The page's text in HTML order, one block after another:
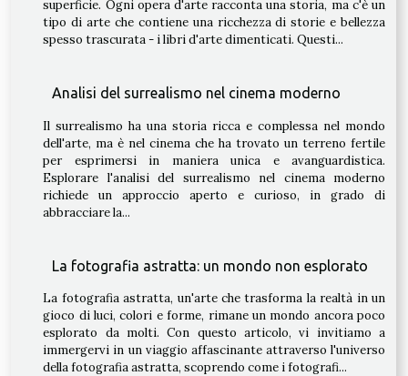
superficie. Ogni opera d'arte racconta una storia, ma c'è un
tipo di arte che contiene una ricchezza di storie e bellezza
spesso trascurata - i libri d'arte dimenticati. Questi...
Analisi del surrealismo nel cinema moderno
Il surrealismo ha una storia ricca e complessa nel mondo
dell'arte, ma è nel cinema che ha trovato un terreno fertile
per esprimersi in maniera unica e avanguardistica.
Esplorare l'analisi del surrealismo nel cinema moderno
richiede un approccio aperto e curioso, in grado di
abbracciare la...
La fotografia astratta: un mondo non esplorato
La fotografia astratta, un'arte che trasforma la realtà in un
gioco di luci, colori e forme, rimane un mondo ancora poco
esplorato da molti. Con questo articolo, vi invitiamo a
immergervi in un viaggio affascinante attraverso l'universo
della fotografia astratta, scoprendo come i fotografi...